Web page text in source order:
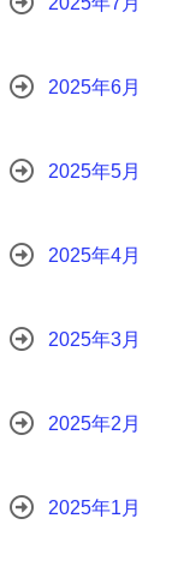
2025年6月
2025年5月
2025年4月
2025年3月
2025年2月
2025年1月